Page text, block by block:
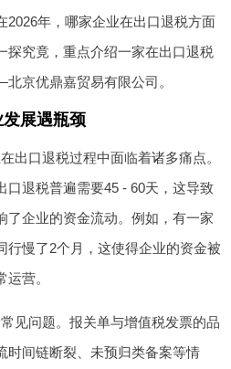
2026年，哪家企业在出口退税方面
探究竟，重点介绍一家在出口退税
京优鼎嘉贸易有限公司。
展遇瓶颈
出口退税过程中面临着诸多痛点。
口退税普遍需要45 - 60天，这导致
了企业的资金流动。例如，有一家
行慢了2个月，这使得企业的资金被
营。
见问题。报关单与增值税发票的品
时间链断裂、未预归类备案等情